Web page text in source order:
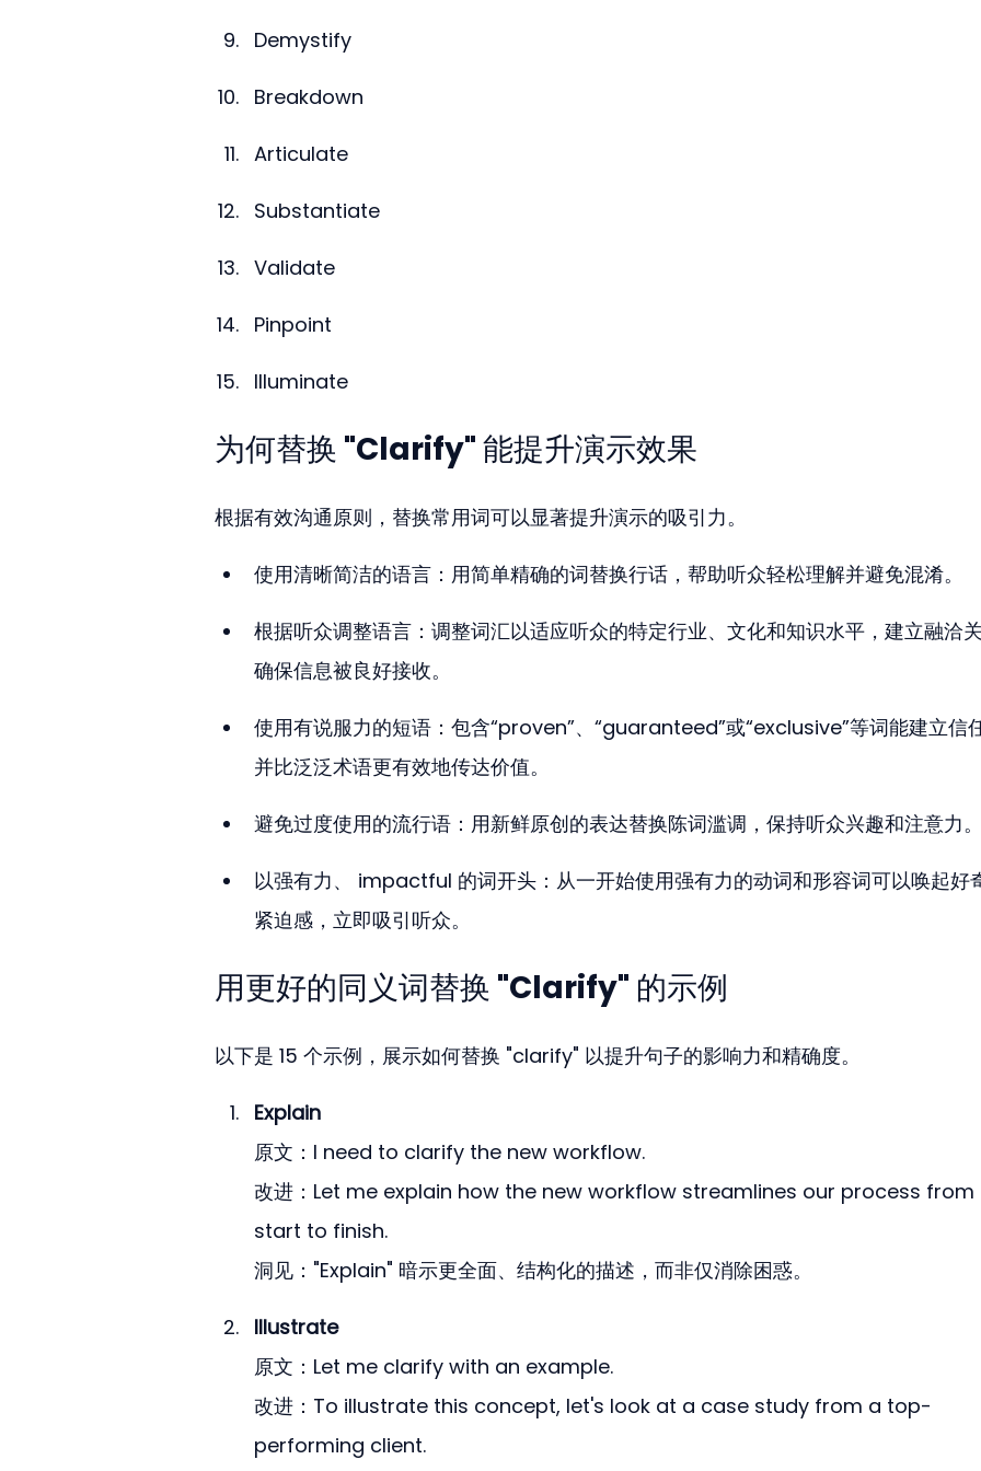
Demystify
Breakdown
Articulate
Substantiate
Validate
Pinpoint
Illuminate
为何替换 "Clarify" 能提升演示效果
根据有效沟通原则，替换常用词可以显著提升演示的吸引力。
使用清晰简洁的语言：用简单精确的词替换行话，帮助听众轻松理解并避免混淆。
根据听众调整语言：调整词汇以适应听众的特定行业、文化和知识水平，建立融洽
确保信息被良好接收。
使用有说服力的短语：包含“proven”、“guaranteed”或“exclusive”等词能建立信
并比泛泛术语更有效地传达价值。
避免过度使用的流行语：用新鲜原创的表达替换陈词滥调，保持听众兴趣和注意力。
以强有力、 impactful 的词开头：从一开始使用强有力的动词和形容词可以唤起好
紧迫感，立即吸引听众。
用更好的同义词替换 "Clarify" 的示例
以下是 15 个示例，展示如何替换 "clarify" 以提升句子的影响力和精确度。
Explain
原文：I need to clarify the new workflow.
改进：Let me explain how the new workflow streamlines our process from
start to finish.
洞见："Explain" 暗示更全面、结构化的描述，而非仅消除困惑。
Illustrate
原文：Let me clarify with an example.
改进：To illustrate this concept, let's look at a case study from a top-
performing client.